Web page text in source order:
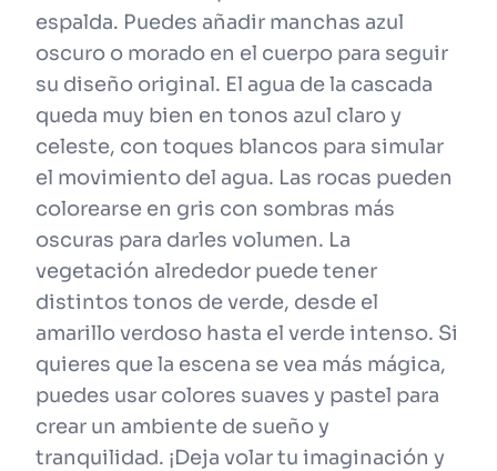
espalda. Puedes añadir manchas azul
oscuro o morado en el cuerpo para seguir
su diseño original. El agua de la cascada
queda muy bien en tonos azul claro y
celeste, con toques blancos para simular
el movimiento del agua. Las rocas pueden
colorearse en gris con sombras más
oscuras para darles volumen. La
vegetación alrededor puede tener
distintos tonos de verde, desde el
amarillo verdoso hasta el verde intenso. Si
quieres que la escena se vea más mágica,
puedes usar colores suaves y pastel para
crear un ambiente de sueño y
tranquilidad. ¡Deja volar tu imaginación y